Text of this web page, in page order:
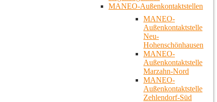
MANEO-Außenkontaktstellen
MANEO-
Außenkontaktstelle
Neu-
Hohenschönhausen
MANEO-
Außenkontaktstelle
Marzahn-Nord
MANEO-
Außenkontaktstelle
Zehlendorf-Süd